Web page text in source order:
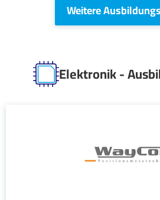
Weitere
Elektronik -